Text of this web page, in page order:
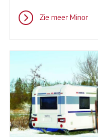
Zie meer Minor